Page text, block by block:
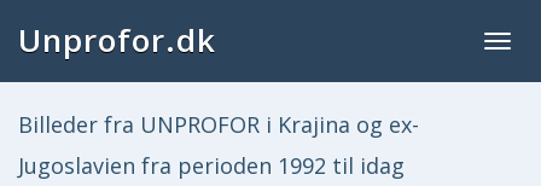
Unprofor.dk
Billeder fra UNPROFOR i Krajina og ex-
Jugoslavien fra perioden 1992 til idag